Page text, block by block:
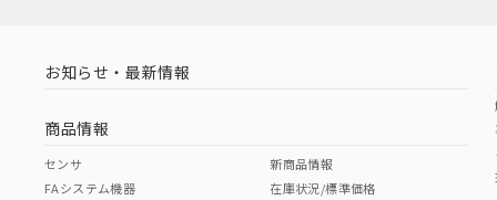
お知らせ・最新情報
商品情報
センサ
FAシステム機器
新商品情報
在庫状況/標準価格